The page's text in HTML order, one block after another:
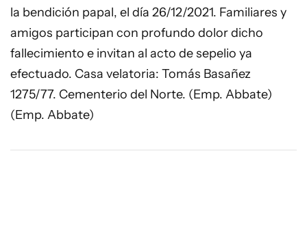
la bendición papal, el día 26/12/2021. Familiares y
amigos participan con profundo dolor dicho
fallecimiento e invitan al acto de sepelio ya
efectuado. Casa velatoria: Tomás Basañez
1275/77. Cementerio del Norte. (Emp. Abbate)
(Emp. Abbate)